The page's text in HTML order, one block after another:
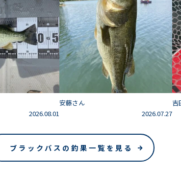
2026.08.01
安藤さん
2026.07.27
吉
ブラックバスの釣果一覧を見る